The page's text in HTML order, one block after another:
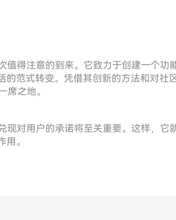
值得注意的到来。它致力于创建一个功
范式转变。凭借其创新的方法和对社
席之地。
现对用户的承诺将至关重要。这样，它
。